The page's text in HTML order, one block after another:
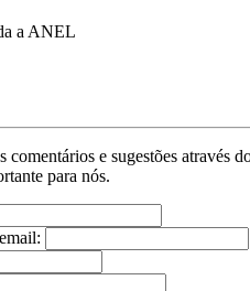
a ANEL
comentários e sugestões através
para nós.